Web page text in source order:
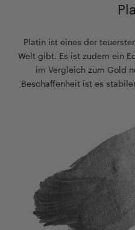
Platin ist eines der
Welt gibt. Es ist zudem ein
im Vergleich zum Gold
Beschaffenheit ist es